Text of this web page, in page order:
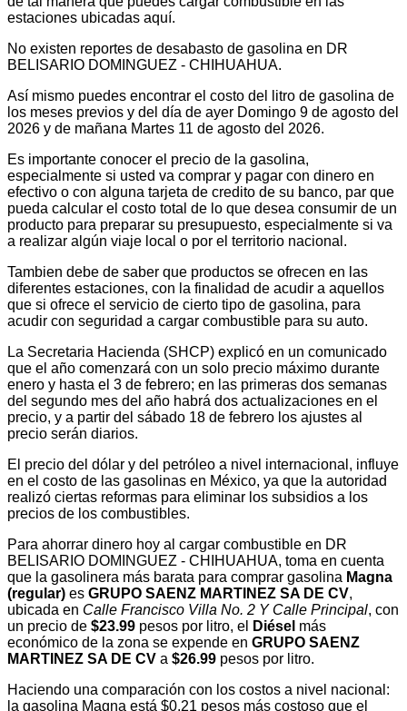
estaciones ubicadas aquí.
No existen reportes de desabasto de gasolina en DR
BELISARIO DOMINGUEZ - CHIHUAHUA.
Así mismo puedes encontrar el costo del litro de gasolina de
los meses previos y del día de ayer Domingo 9 de agosto del
2026 y de mañana Martes 11 de agosto del 2026.
Es importante conocer el precio de la gasolina,
especialmente si usted va comprar y pagar con dinero en
efectivo o con alguna tarjeta de credito de su banco, par que
pueda calcular el costo total de lo que desea consumir de un
producto para preparar su presupuesto, especialmente si va
a realizar algún viaje local o por el territorio nacional.
Tambien debe de saber que productos se ofrecen en las
diferentes estaciones, con la finalidad de acudir a aquellos
que si ofrece el servicio de cierto tipo de gasolina, para
acudir con seguridad a cargar combustible para su auto.
La Secretaria Hacienda (SHCP) explicó en un comunicado
que el año comenzará con un solo precio máximo durante
enero y hasta el 3 de febrero; en las primeras dos semanas
del segundo mes del año habrá dos actualizaciones en el
precio, y a partir del sábado 18 de febrero los ajustes al
precio serán diarios.
El precio del dólar y del petróleo a nivel internacional, influye
en el costo de las gasolinas en México, ya que la autoridad
realizó ciertas reformas para eliminar los subsidios a los
precios de los combustibles.
Para ahorrar dinero hoy al cargar combustible en DR
BELISARIO DOMINGUEZ - CHIHUAHUA, toma en cuenta
que la gasolinera más barata para comprar gasolina Magna
(regular) es GRUPO SAENZ MARTINEZ SA DE CV,
ubicada en Calle Francisco Villa No. 2 Y Calle Principal, con
un precio de $23.99 pesos por litro, el Diésel más
económico de la zona se expende en GRUPO SAENZ
MARTINEZ SA DE CV a $26.99 pesos por litro.
Haciendo una comparación con los costos a nivel nacional:
la gasolina Magna está $0.21 pesos más costoso que el